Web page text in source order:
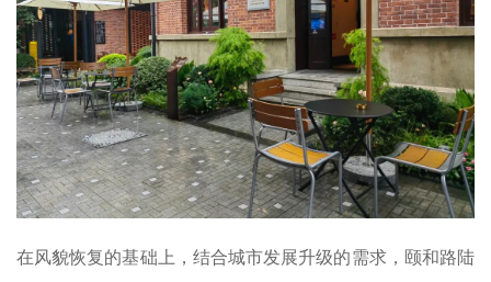
在风貌恢复的基础上，结合城市发展升级的需求，颐和路陆